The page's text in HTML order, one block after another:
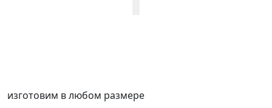
изготовим в любом размере